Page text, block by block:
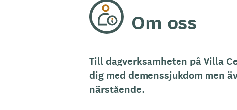
Om oss
Till dagverksamheten på Villa
dig med demenssjukdom men
närstående.